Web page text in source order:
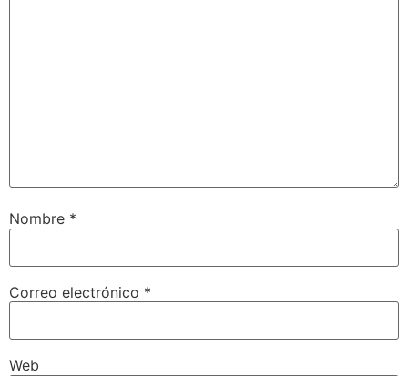
Nombre *
Correo electrónico *
Web